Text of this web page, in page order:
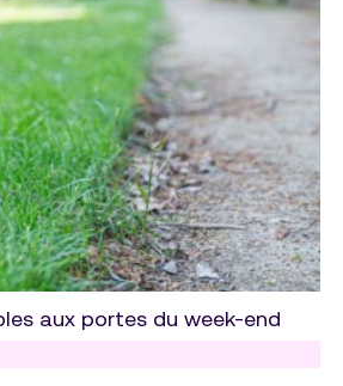
aux portes du week-end